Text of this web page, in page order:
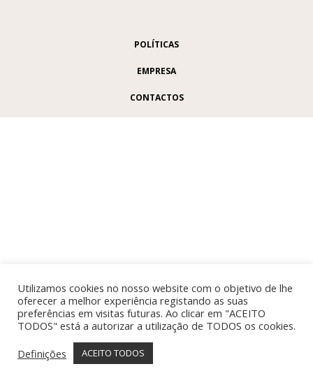
Utilizamos cookies no nosso website com o objetivo de lhe
oferecer a melhor experiência registando as suas
preferências em visitas futuras. Ao clicar em "ACEITO
TODOS" está a autorizar a utilização de TODOS os cookies.
Definições
ACEITO TODOS
POLÍTICAS
EMPRESA
CONTACTOS